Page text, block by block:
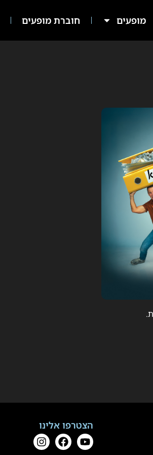
מופעים חוברת מופעים
הצטרפו אלינו